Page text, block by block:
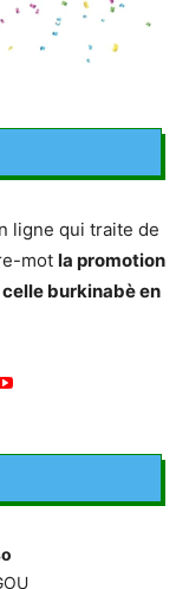
ligne qui traite de
mot la promotion
burkinabè en